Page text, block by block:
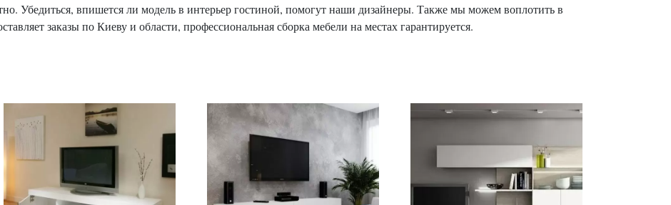
Убедиться, впишется ли модель в интерьер гостиной, помогут наши дизайнеры. Также мы можем воплотить в
заказы по Киеву и области, профессиональная сборка мебели на местах гарантируется.